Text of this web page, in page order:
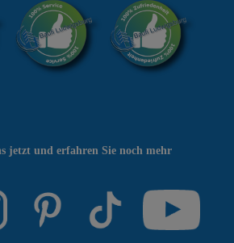
jetzt und erfahren Sie noch mehr